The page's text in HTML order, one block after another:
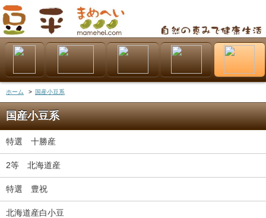
ホーム > 国産小豆系
国産小豆系
特選 十勝産
2等 北海道産
特選 豊祝
北海道産白小豆